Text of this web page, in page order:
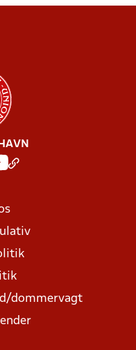
dommervagt